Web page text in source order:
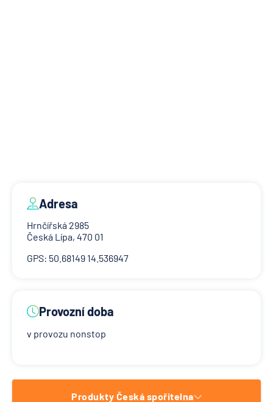
Adresa
Hrnčířská 2985
Česká Lípa, 470 01
GPS: 50.68149 14.536947
Provozní doba
v provozu nonstop
Produkty Česká spořitelna